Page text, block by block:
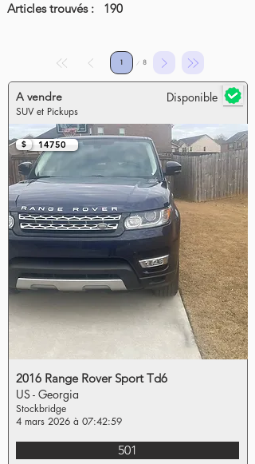
Articles trouvés : 190
8
Page
A vendre Disponible
SUV et Pickups
14750
$
2016 Range Rover Sport Td6
US - Georgia
Stockbridge
4 mars 2026 à 07:42:59
501